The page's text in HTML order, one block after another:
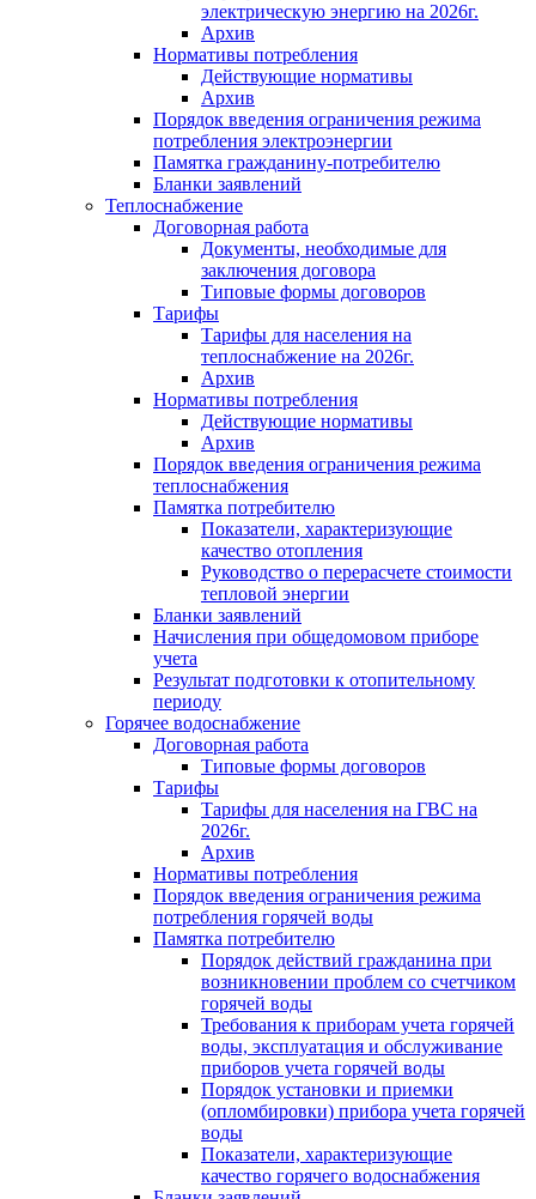
электрическую энергию на 2026г.
Архив
Нормативы потребления
Действующие нормативы
Архив
Порядок введения ограничения режима
потребления электроэнергии
Памятка гражданину-потребителю
Бланки заявлений
Теплоснабжение
Договорная работа
Документы, необходимые для
заключения договора
Типовые формы договоров
Тарифы
Тарифы для населения на
теплоснабжение на 2026г.
Архив
Нормативы потребления
Действующие нормативы
Архив
Порядок введения ограничения режима
теплоснабжения
Памятка потребителю
Показатели, характеризующие
качество отопления
Руководство о перерасчете стоимости
тепловой энергии
Бланки заявлений
Начисления при общедомовом приборе
учета
Результат подготовки к отопительному
периоду
Горячее водоснабжение
Договорная работа
Типовые формы договоров
Тарифы
Тарифы для населения на ГВС на
2026г.
Архив
Нормативы потребления
Порядок введения ограничения режима
потребления горячей воды
Памятка потребителю
Порядок действий гражданина при
возникновении проблем со счетчиком
горячей воды
Требования к приборам учета горячей
воды, эксплуатация и обслуживание
приборов учета горячей воды
Порядок установки и приемки
(опломбировки) прибора учета горячей
воды
Показатели, характеризующие
качество горячего водоснабжения